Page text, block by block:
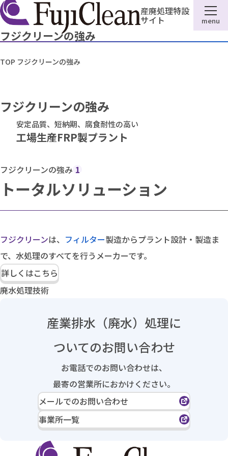
産廃処理特設
サイト menu
フジクリーンの強み
TOP フジクリーンの強み
フジクリーンの強み
安定品質、短納期、腐食耐性の高い
工場生産FRP製プラント
フジクリーンの強み 1
トータルソリューション
フジクリーンは、 フィルター製造からプラント設計・製造ま
で、水処理のすべてを行うメーカーです。
詳しくはこちら
廃水処理技術
産業排水（廃水）処理に
ついてのお問い合わせ
お電話でのお問い合わせは、
最寄の営業所におかけください。
メールでのお問い合わせ
事業所一覧